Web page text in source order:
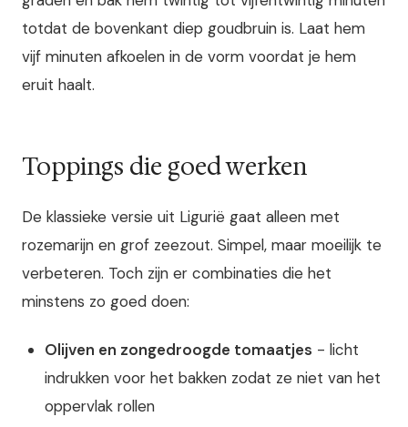
totdat de bovenkant diep goudbruin is. Laat hem
vijf minuten afkoelen in de vorm voordat je hem
eruit haalt.
Toppings die goed werken
De klassieke versie uit Ligurië gaat alleen met
rozemarijn en grof zeezout. Simpel, maar moeilijk te
verbeteren. Toch zijn er combinaties die het
minstens zo goed doen:
Olijven en zongedroogde tomaatjes - licht
indrukken voor het bakken zodat ze niet van het
oppervlak rollen